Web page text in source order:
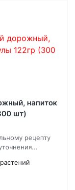
напиток
шт)
рецепту